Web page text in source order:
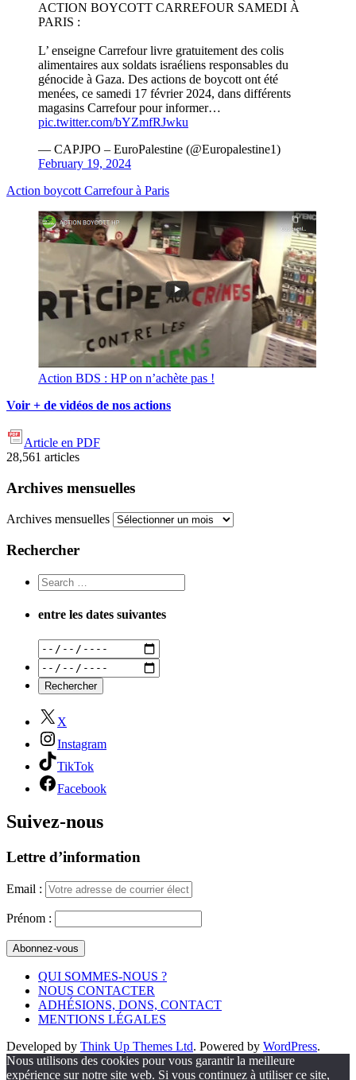
ACTION BOYCOTT CARREFOUR SAMEDI À
PARIS :
L’ enseigne Carrefour livre gratuitement des colis
alimentaires aux soldats israéliens responsables du
génocide à Gaza. Des actions de boycott ont été
menées, ce samedi 17 février 2024, dans différents
magasins Carrefour pour informer…
pic.twitter.com/bYZmfRJwku
— CAPJPO – EuroPalestine (@Europalestine1)
February 19, 2024
Action boycott Carrefour à Paris
Action BDS : HP on n’achète pas !
Voir + de vidéos de nos actions
Article en PDF
28,561 articles
Archives mensuelles
Archives mensuelles
Rechercher
entre les dates suivantes
X
Instagram
TikTok
Facebook
Suivez-nous
Lettre d’information
Email :
Prénom :
QUI SOMMES-NOUS ?
NOUS CONTACTER
ADHÉSIONS, DONS, CONTACT
MENTIONS LÉGALES
Developed by Think Up Themes Ltd. Powered by WordPress.
Nous utilisons des cookies pour vous garantir la meilleure
expérience sur notre site web. Si vous continuez à utiliser ce site,